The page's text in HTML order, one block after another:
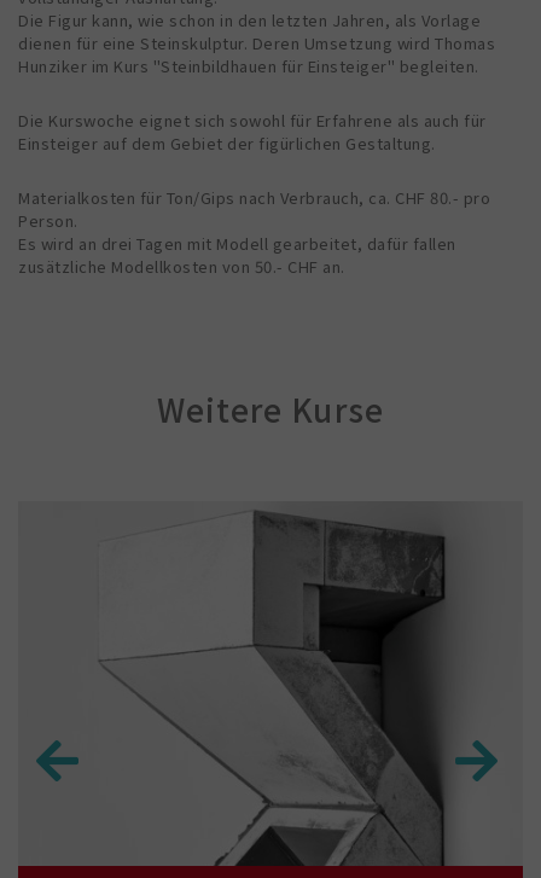
Die Figur kann, wie schon in den letzten Jahren, als Vorlage
dienen für eine Steinskulptur. Deren Umsetzung wird Thomas
Hunziker im Kurs "Steinbildhauen für Einsteiger" begleiten.
Die Kurswoche eignet sich sowohl für Erfahrene als auch für
Einsteiger auf dem Gebiet der figürlichen Gestaltung.
Materialkosten für Ton/Gips nach Verbrauch, ca. CHF 80.- pro
Person.
Es wird an drei Tagen mit Modell gearbeitet, dafür fallen
zusätzliche Modellkosten von 50.- CHF an.
Weitere Kurse